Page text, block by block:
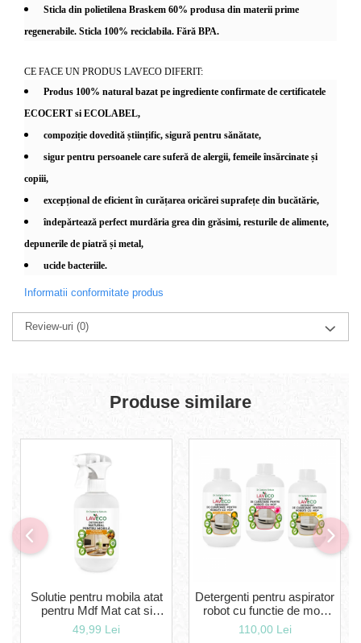
Sticla din polietilena Braskem 60% produsa din materii prime
regenerabile. Sticla 100% reciclabila. Fără BPA.
CE FACE UN PRODUS LAVECO DIFERIT:
Produs 100% natural bazat pe ingrediente confirmate de certificatele
ECOCERT si ECOLABEL,
compoziție dovedită științific, sigură pentru sănătate,
sigur pentru persoanele care suferă de alergii, femeile însărcinate și
copiii,
excepțional de eficient în curățarea oricărei suprafețe din bucătărie,
îndepărtează perfect murdăria grea din grăsimi, resturile de alimente,
depunerile de piatră și metal,
ucide bacteriile.
Informatii conformitate produs
Review-uri (0)
Produse similare
Solutie pentru mobila atat
pentru Mdf Mat cat si
Lucios- (Bio 100% naturală
)- cu miros de portocale -
49,99 Lei
Detergenti pentru aspirator
robot cu functie de mop
Universal compatibil cu
orice robot cu mop -3 BUC
110,00 Lei